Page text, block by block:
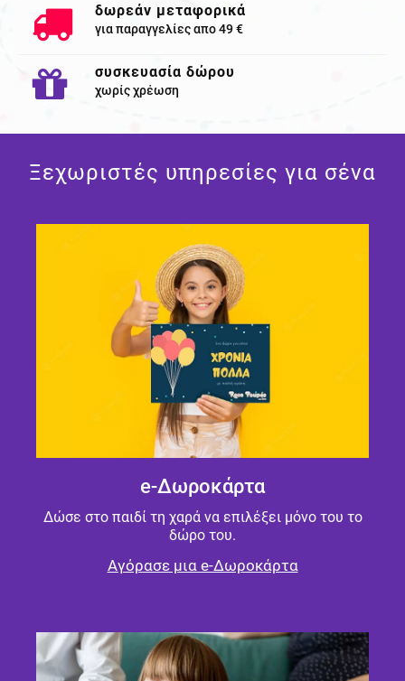
δωρεάν μεταφορικά
για παραγγελίες απο 49 €
συσκευασία δώρου
χωρίς χρέωση
Ξεχωριστές υπηρεσίες για σένα
e-Δωροκάρτα
Δώσε στο παιδί τη χαρά να επιλέξει μόνο του το
δώρο του.
Αγόρασε μια e-Δωροκάρτα